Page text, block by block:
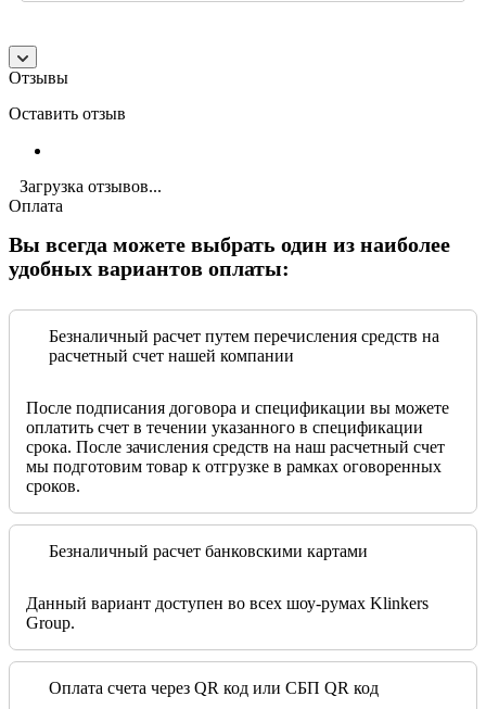
Отзывы
Оставить отзыв
Загрузка отзывов...
Оплата
Вы всегда можете выбрать один из наиболее
удобных вариантов оплаты:
Безналичный расчет путем перечисления средств на
расчетный счет нашей компании
После подписания договора и спецификации вы можете
оплатить счет в течении указанного в спецификации
срока. После зачисления средств на наш расчетный счет
мы подготовим товар к отгрузке в рамках оговоренных
сроков.
Безналичный расчет банковскими картами
Данный вариант доступен во всех шоу-румах Klinkers
Group.
Оплата счета через QR код или СБП QR код